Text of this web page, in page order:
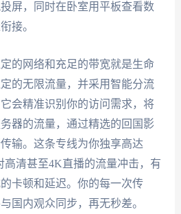
屏，同时在卧室用平板查看数
接。
的网络和充足的带宽就是生命
的无限流量，并采用智能分流
会精准识别你的访问需求，将
器的流量，通过精选的回国影
输。这条专线为你独享高达
高清甚至4K直播的流量冲击，有
卡顿和延迟。你的每一次传
国内观众同步，再无秒差。